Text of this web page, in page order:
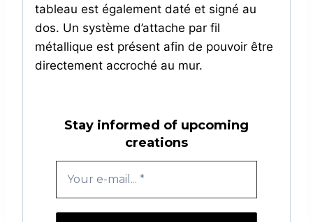
tableau est également daté et signé au
dos. Un système d’attache par fil
métallique est présent afin de pouvoir être
directement accroché au mur.
Stay informed of upcoming
creations